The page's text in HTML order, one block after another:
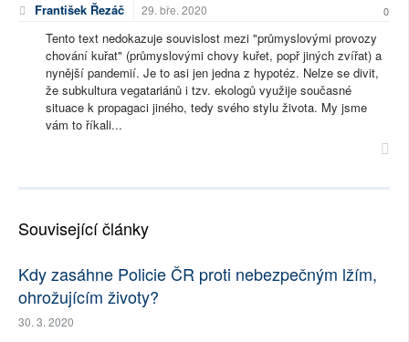
František Řezáč 29. bře. 2020 0
Tento text nedokazuje souvislost mezi "průmyslovými provozy
chování kuřat" (průmyslovými chovy kuřet, popř jiných zvířat) a
nynější pandemií. Je to asi jen jedna z hypotéz. Nelze se divit,
že subkultura vegatariánů i tzv. ekologů využije současné
situace k propagaci jiného, tedy svého stylu života. My jsme
vám to říkali...
Související články
Kdy zasáhne Policie ČR proti nebezpečným lžím,
ohrožujícím životy?
30. 3. 2020